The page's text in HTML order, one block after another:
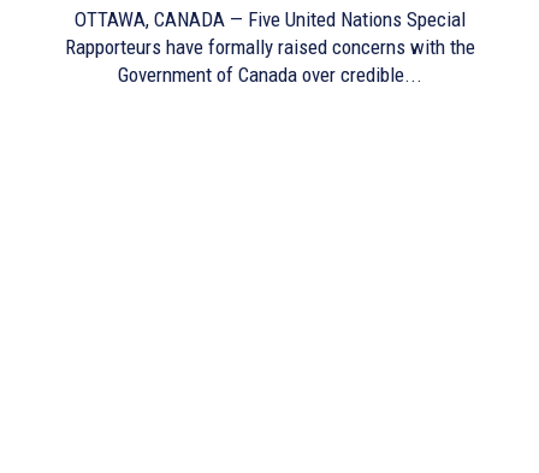
OTTAWA, CANADA — Five United Nations Special
Rapporteurs have formally raised concerns with the
Government of Canada over credible...